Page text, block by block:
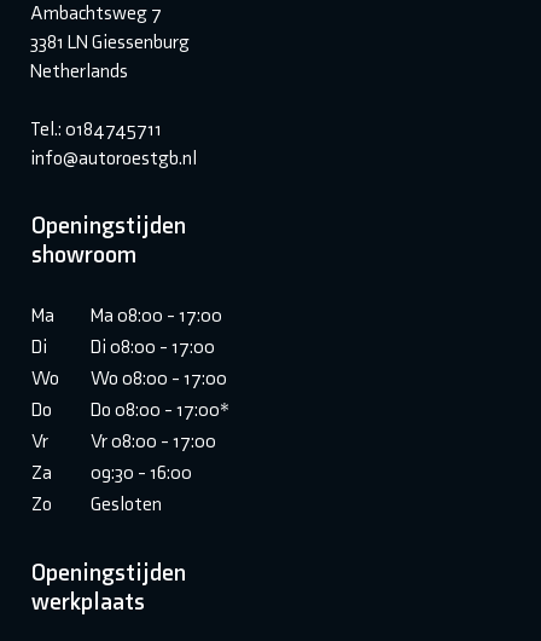
Ambachtsweg 7
3381 LN Giessenburg
Netherlands
Tel.: 0184745711
info@autoroestgb.nl
Openingstijden
showroom
Ma
Ma 08:00 - 17:00
Di
Di 08:00 - 17:00
Wo
Wo 08:00 - 17:00
Do
Do 08:00 - 17:00*
Vr
Vr 08:00 - 17:00
Za
09:30 - 16:00
Zo
Gesloten
Openingstijden
werkplaats